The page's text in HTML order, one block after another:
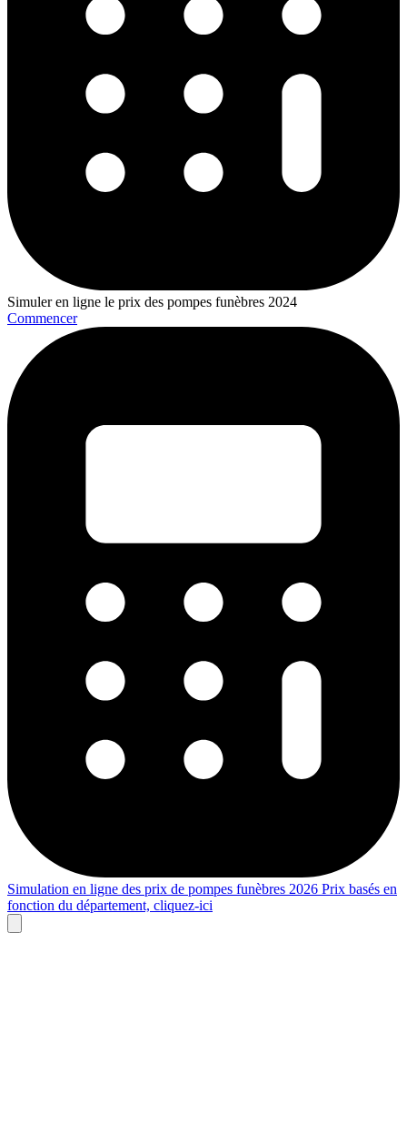
Simuler en ligne le prix des pompes funèbres 2024
Commencer
Simulation en ligne des prix de pompes funèbres 2026 Prix basés en
fonction du département, cliquez-ici